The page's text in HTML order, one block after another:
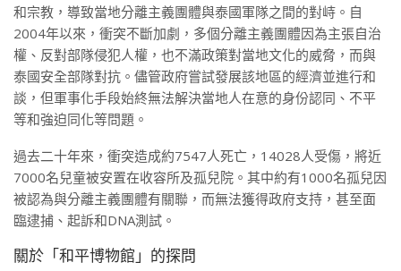
和宗教，導致當地分離主義團體與泰國軍隊之間的對峙。自
2004年以來，衝突不斷加劇，多個分離主義團體因為主張自治
權、反對部隊侵犯人權，也不滿政策對當地文化的威脅，而與
泰國安全部隊對抗。儘管政府嘗試發展該地區的經濟並進行和
談，但軍事化手段始終無法解決當地人在意的身份認同、不平
等和強迫同化等問題。
過去二十年來，衝突造成約7547人死亡，14028人受傷，將近
7000名兒童被安置在收容所及孤兒院。其中約有1000名孤兒因
被認為與分離主義團體有關聯，而無法獲得政府支持，甚至面
臨逮捕、起訴和DNA測試。
關於「和平博物館」的探問